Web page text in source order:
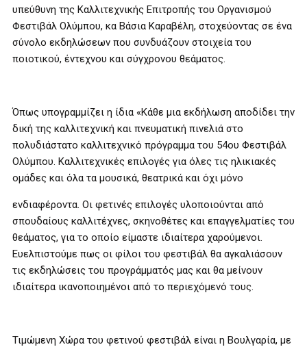
υπεύθυνη της Καλλιτεχνικής Επιτροπής του Οργανισμού
Φεστιβάλ Ολύμπου, κα Βάσια Καραβέλη, στοχεύοντας σε ένα
σύνολο εκδηλώσεων που συνδυάζουν στοιχεία του
ποιοτικού, έντεχνου και σύγχρονου θεάματος.
Όπως υπογραμμίζει η ίδια «Κάθε μια εκδήλωση αποδίδει την
δική της καλλιτεχνική και πνευματική πινελιά στο
πολυδιάστατο καλλιτεχνικό πρόγραμμα του 54ου Φεστιβάλ
Ολύμπου. Καλλιτεχνικές επιλογές για όλες τις ηλικιακές
ομάδες και όλα τα μουσικά, θεατρικά και όχι μόνο
ενδιαφέροντα. Οι φετινές επιλογές υλοποιούνται από
σπουδαίους καλλιτέχνες, σκηνοθέτες και επαγγελματίες του
θεάματος, για το οποίο είμαστε ιδιαίτερα χαρούμενοι.
Ευελπιστούμε πως οι φίλοι του φεστιβάλ θα αγκαλιάσουν
τις εκδηλώσεις του προγράμματός μας και θα μείνουν
ιδιαίτερα ικανοποιημένοι από το περιεχόμενό τους.
Τιμώμενη Χώρα του φετινού φεστιβάλ είναι η Βουλγαρία, με